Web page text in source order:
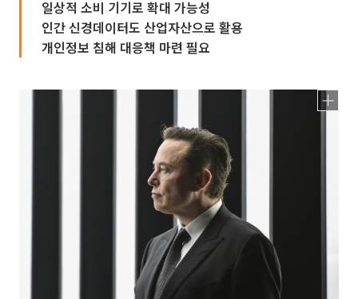
일상적 소비 기기로 확대 가능성
인간 신경데이터도 산업자산으로 활용
개인정보 침해 대응책 마련 필요